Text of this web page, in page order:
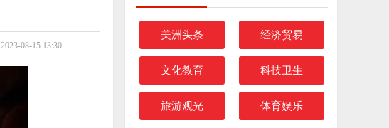
2023-08-15 13:30
美洲头条 经济贸易
文化教育 科技卫生
旅游观光 体育娱乐